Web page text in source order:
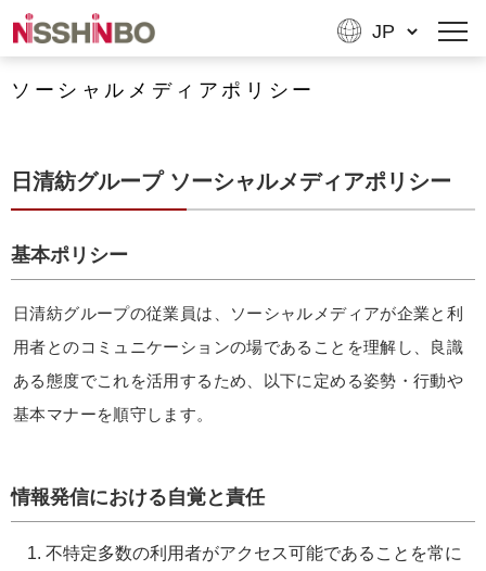
ソーシャルメディアポリシー
日清紡グループ ソーシャルメディアポリシー
基本ポリシー
日清紡グループの従業員は、ソーシャルメディアが企業と利
用者とのコミュニケーションの場であることを理解し、良識
ある態度でこれを活用するため、以下に定める姿勢・行動や
基本マナーを順守します。
情報発信における自覚と責任
不特定多数の利用者がアクセス可能であることを常に